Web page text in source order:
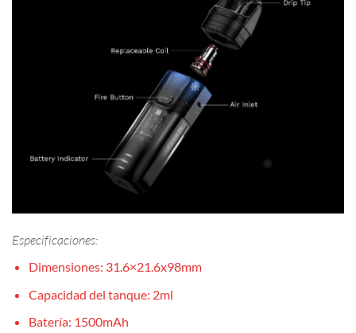
Especificaciones:
Dimensiones: 31.6×21.6x98mm
Capacidad del tanque: 2ml
Batería: 1500mAh